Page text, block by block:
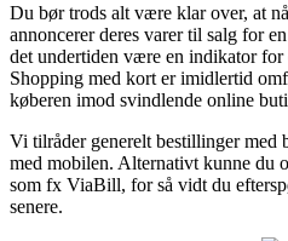
Du bør trods alt være klar over, at
annoncerer deres varer til salg for
det undertiden være en indikator
Shopping med kort er imidlertid
køberen imod svindlende online
Vi tilråder generelt bestillinger med
med mobilen. Alternativt kunne du
som fx ViaBill, for så vidt du
senere.